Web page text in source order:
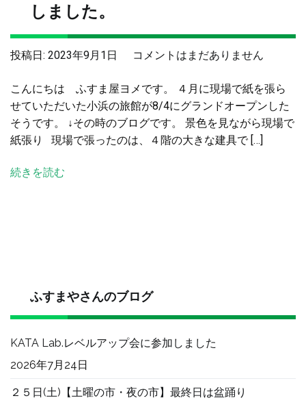
しました。
投稿日: 2023年9月1日
小
の
旅
館
が
し
た。
コメントはまだありません
こんにちは ふすま屋ヨメです。 ４月に現場で紙を張ら
せていただいた小浜の旅館が8/4にグランドオープンした
そうです。 ↓その時のブログです。 景色を見ながら現場で
紙張り 現場で張ったのは、４階の大きな建具で […]
続きを読む
ふすまやさんのブログ
KATA Lab.レベルアップ会に参加しました
2026年7月24日
２５日(土)【土曜の市・夜の市】最終日は盆踊り